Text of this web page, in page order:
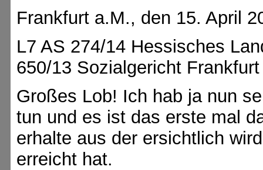
Frankfurt a.M., den 15. April
L7 AS 274/14 Hessisches
650/13 Sozialgericht
Großes Lob! Ich hab ja nun
tun und es ist das erste mal
erhalte aus der ersichtlich
erreicht hat.